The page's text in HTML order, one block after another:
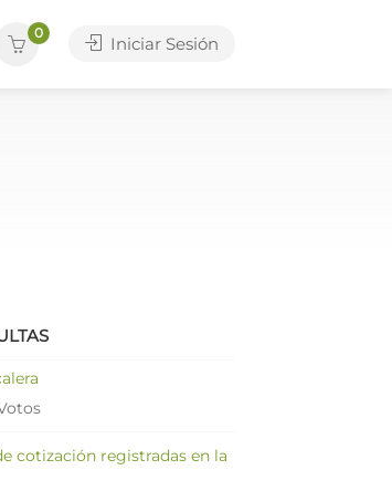
0
Iniciar Sesión
cotización registradas en la